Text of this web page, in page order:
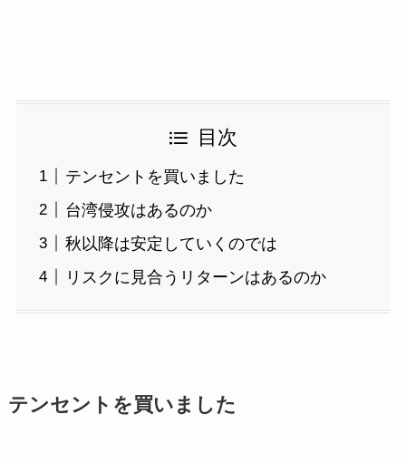
目次
テンセントを買いました
台湾侵攻はあるのか
秋以降は安定していくのでは
リスクに見合うリターンはあるのか
テンセントを買いました